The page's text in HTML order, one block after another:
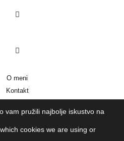
O meni
Kontakt
vam pružili najbolje iskustvo na
cookies we are using or